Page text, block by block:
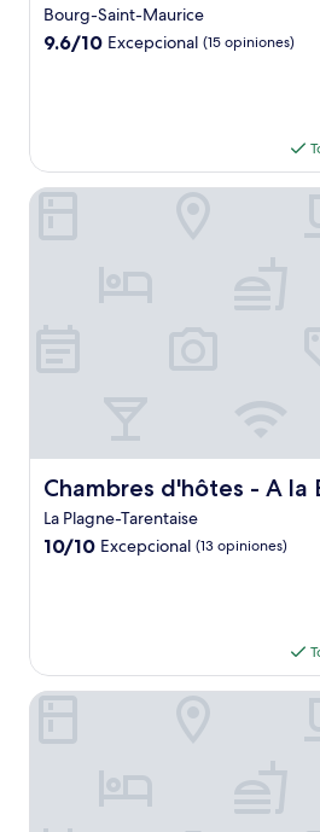
Bourg-Saint-Maurice
9.6
9.6/10 Excepcional (15 opiniones)
Chambres d'hôtes - A la
Chambres d'hôtes - A la
La Plagne-Tarentaise
10.0
10/10 Excepcional (13 opiniones)
Chambres d'hôtes - A la
La Cachette - Friendly Hotel